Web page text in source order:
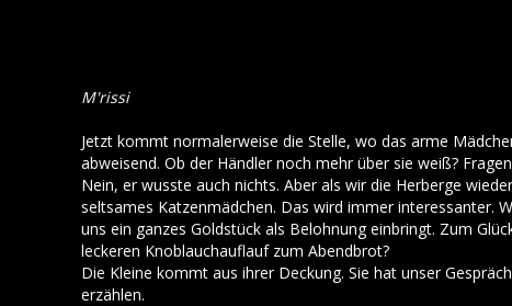
M'rissi
Jetzt kommt normalerweise die Stelle, wo das arme
abweisend. Ob der Händler noch mehr über sie weiß?
Nein, er wusste auch nichts. Aber als wir die Herberge
seltsames Katzenmädchen. Das wird immer interessanter.
uns ein ganzes Goldstück als Belohnung einbringt. Zum
leckeren Knoblauchauflauf zum Abendbrot?
Die Kleine kommt aus ihrer Deckung. Sie hat unser
erzählen.